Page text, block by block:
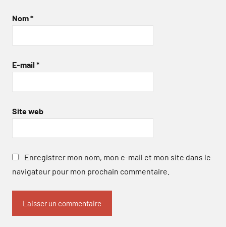
Nom*
E-mail *
Site web
Enregistrer mon nom, mon e-mail et mon site dans le
navigateur pour mon prochain commentaire.